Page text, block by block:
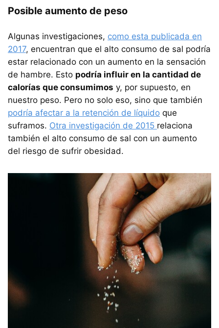
Posible aumento de peso
Algunas investigaciones, como esta publicada en
2017, encuentran que el alto consumo de sal podría
estar relacionado con un aumento en la sensación
de hambre. Esto podría influir en la cantidad de
calorías que consumimos y, por supuesto, en
nuestro peso. Pero no solo eso, sino que también
podría afectar a la retención de líquido que
suframos. Otra investigación de 2015 relaciona
también el alto consumo de sal con un aumento
del riesgo de sufrir obesidad.